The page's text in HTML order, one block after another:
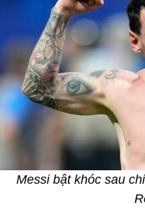
Messi bật khóc sau